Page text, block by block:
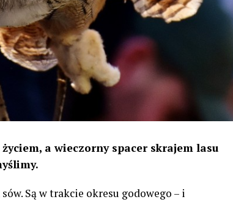
a wieczorny spacer skrajem lasu
Są w trakcie okresu godowego – i